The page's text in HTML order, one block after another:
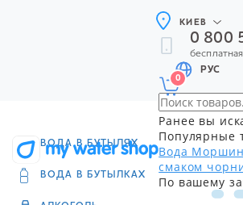
КИЕВ
0 800
РУС
0
Ранее вы
Популярные
Вода
смаком
По вашему
ВОДА В БУТЫЛЯХ
ВОДА В БУТЫЛКАХ